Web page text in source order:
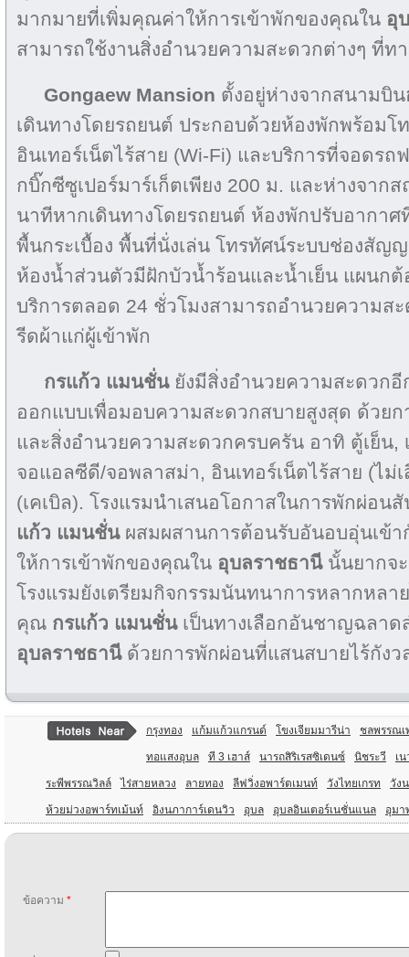
มากมายที่เพิ่มคุณค่าให้การเข้าพักของคุณใน อุ
สามารถใช้งานสิ่งอำนวยความสะดวกต่างๆ ที่ทา
Gongaew Mansion ตั้งอยู่ห่างจากสนามบิน
เดินทางโดยรถยนต์ ประกอบด้วยห้องพักพร้อมโ
อินเทอร์เน็ตไร้สาย (Wi-Fi) และบริการที่จอดร
กบิ๊กซีซูเปอร์มาร์เก็ตเพียง 200 ม. และห่างจาก
นาทีหากเดินทางโดยรถยนต์ ห้องพักปรับอากา
พื้นกระเบื้อง พื้นที่นั่งเล่น โทรทัศน์ระบบช่องสัญ
ห้องน้ำส่วนตัวมีฝักบัวน้ำร้อนและน้ำเย็น แผนก
บริการตลอด 24 ชั่วโมงสามารถอำนวยความส
รีดผ้าแก่ผู้เข้าพัก
กรแก้ว แมนชั่นยังมีสิ่งอำนวยความสะดวก
ออกแบบเพื่อมอบความสะดวกสบายสูงสุด ด้วย
และสิ่งอำนวยความสะดวกครบครัน อาทิ ตู้เย็น,
จอแอลซีดี/จอพลาสม่า, อินเทอร์เน็ตไร้สาย (ไม่
(เคเบิล). โรงแรมนำเสนอโอกาสในการพักผ่อ
แก้ว แมนชั่นผสมผสานการต้อนรับอันอบอุ่นเข้า
ให้การเข้าพักของคุณใน อุบลราชธานีนั้นยากจ
โรงแรมยังเตรียมกิจกรรมนันทนาการหลากหลา
คุณ กรแก้ว แมนชั่นเป็นทางเลือกอันชาญฉลาด
อุบลราชธานีด้วยการพักผ่อนที่แสนสบายไร้กังว
กรุงทอง แก้มแก้วแกรนด์ โขงเจียมมารีน่า ชลพรรณเ
ทอแสงอุบล ที 3 เฮาส์ นารถสิริเรสซิเดนซ์ นิชระวี เ
ระพีพรรณวิลล์ ไร่สายหลวง ลายทอง ลีฟวิ่งอพาร์ตเมนท์ วังไทยเกรท วัง
ห้วยม่วงอพาร์ทเม้นท์ อิงนภาการ์เดนวิว อุบล อุบลอินเตอร์เนชั่นแนล อุมา
ข้อความ *